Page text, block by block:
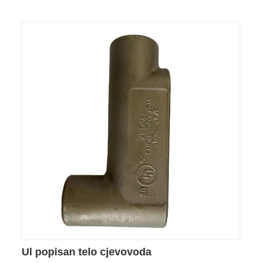
Ul popisan telo cjevovoda